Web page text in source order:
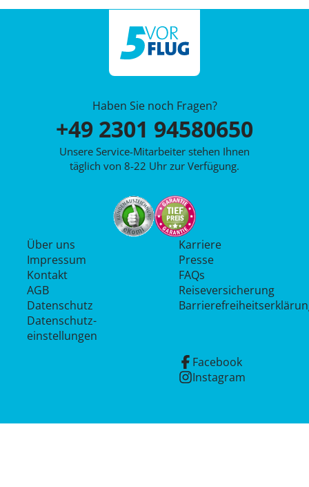
Haben Sie noch Fragen?
+49 2301 94580650
Unsere Service-Mitarbeiter stehen Ihnen
täglich von 8-22 Uhr zur Verfügung.
Über uns
Impressum
Kontakt
AGB
Datenschutz
Datenschutz­
einstellungen
Karriere
Presse
FAQs
Reiseversicherung
Facebook
Instagram